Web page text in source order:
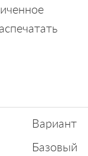
Вариант
Базовый